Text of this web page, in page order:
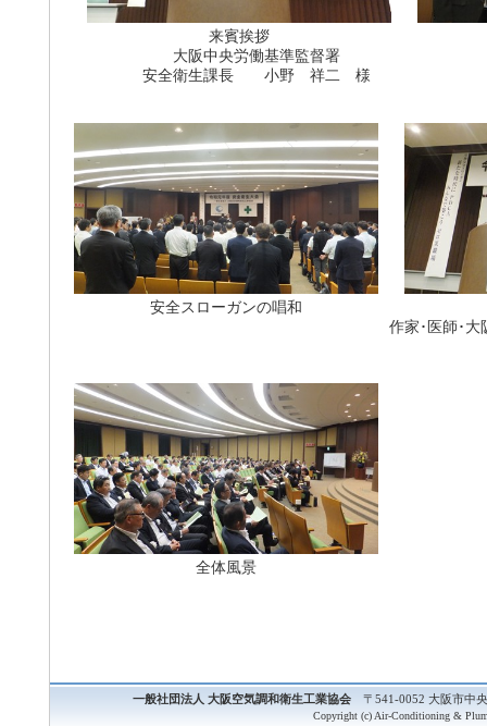
来賓挨拶
大阪中央労働基準監督署
安全衛生課長 小野 祥二 様
安全スローガンの唱和
作家･医師･大
全体風景
一般社団法人 大阪空気調和衛生工業協会 〒541-0052 大阪市中
Copyright (c) Air-Conditioning &